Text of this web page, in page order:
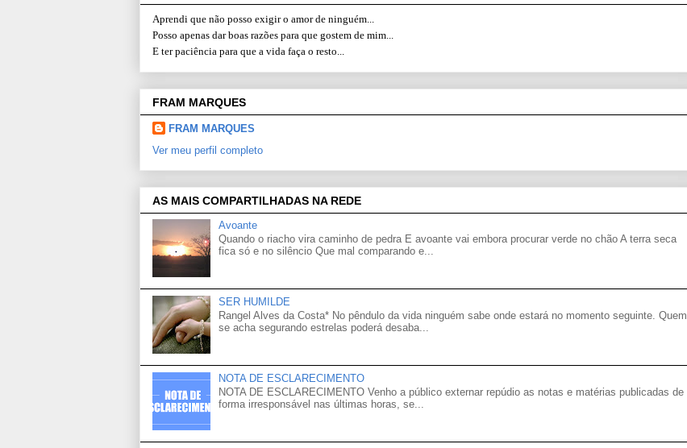
Aprendi que não posso exigir o amor de ninguém...
Posso apenas dar boas razões para que gostem de mim...
E ter paciência para que a vida faça o resto...
FRAM MARQUES
FRAM MARQUES
Ver meu perfil completo
AS MAIS COMPARTILHADAS NA REDE
Avoante
Quando o riacho vira caminho de pedra E avoante vai embora procurar verde no chão A terra seca
fica só e no silêncio Que mal comparando e...
SER HUMILDE
Rangel Alves da Costa* No pêndulo da vida ninguém sabe onde estará no momento seguinte. Quem
se acha segurando estrelas poderá desaba...
NOTA DE ESCLARECIMENTO
NOTA DE ESCLARECIMENTO Venho a público externar repúdio as notas e matérias publicadas de
forma irresponsável nas últimas horas, se...